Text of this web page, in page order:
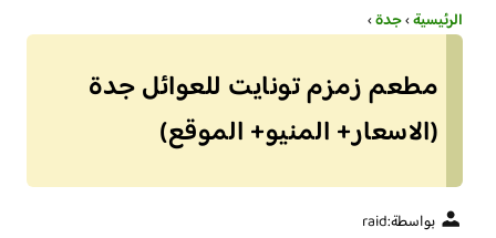
الرئيسية›جدة›
مطعم زمزم تونايت للعوائل جدة
(الاسعار+ المنيو+ الموقع)
بواسطة:raid